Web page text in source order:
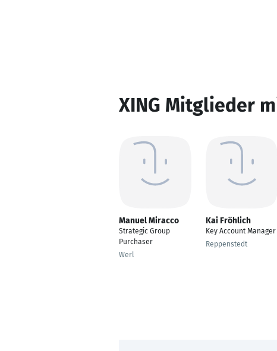
XING Mitglieder
Manuel Miracco
Strategic Group
Purchaser
Werl
Kai Fröhlich
Key Account Manager
Reppenstedt